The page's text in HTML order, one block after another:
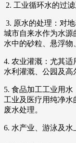
2. 工业循环水的过滤
3. 原水的处理：对
城市自来水作为水源
水中的砂粒、悬浮物
4. 农业灌溉：尤其
水利灌溉、公园及高
5. 食品加工工业用水
工业及医疗用纯净
废水处理。
6. 水产业、游泳及水